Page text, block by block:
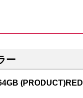
ー
(PRODUCT)RED